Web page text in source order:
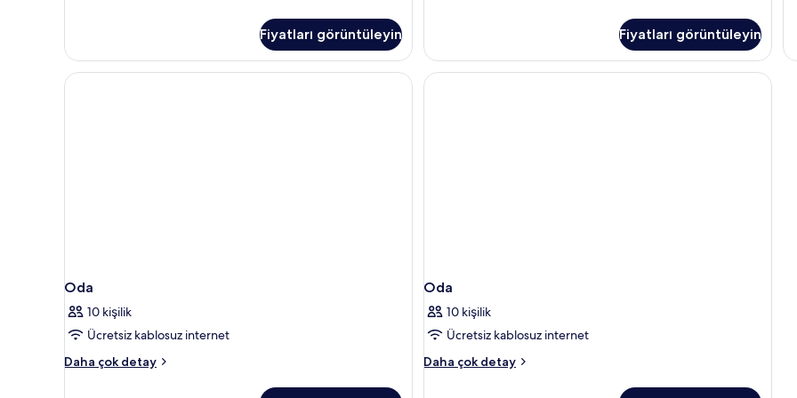
Fiyatları görüntüleyin Fiyatları görüntüleyin
Oda
10 kişilik
Ücretsiz kablosuz internet
Daha çok detay
Oda
Oda
10 kişilik
Ücretsiz kablosuz internet
Daha çok detay
Oda